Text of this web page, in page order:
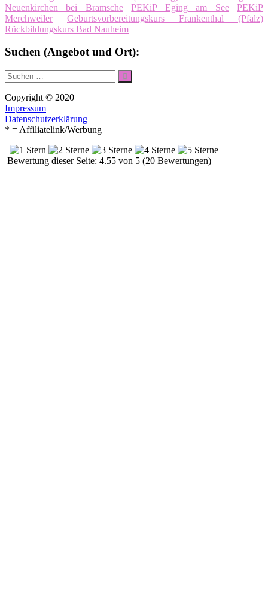
Neuenkirchen bei Bramsche
PEKiP Eging am See
PEKiP
Merchweiler
Geburtsvorbereitungskurs Frankenthal (Pfalz)
Rückbildungskurs Bad Nauheim
Suchen (Angebot und Ort):
Suche
nach:
Suchen
Copyright © 2020
Impressum
Datenschutzerklärung
* = Affiliatelink/Werbung
Bewertung dieser Seite: 4.55 von 5 (20 Bewertungen)